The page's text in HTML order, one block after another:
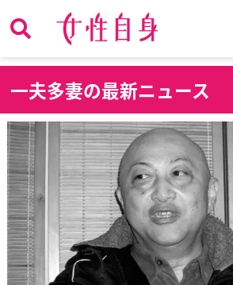
一夫多妻の最新ニュース